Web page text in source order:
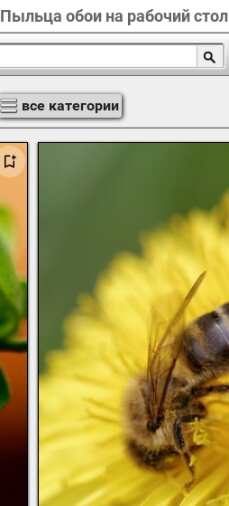
Пыльца обои на рабочий стол
все категории